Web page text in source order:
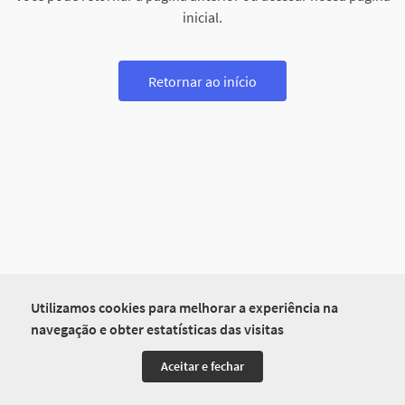
Utilizamos cookies para melhorar a experiência na
navegação e obter estatísticas das visitas
Aceitar e fechar
inicial.
Retornar ao início